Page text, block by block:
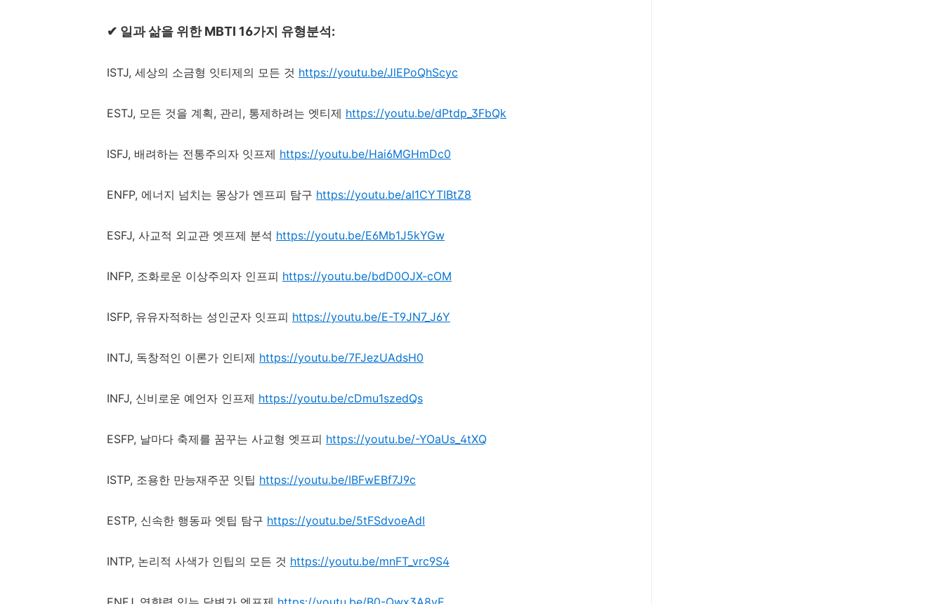
✔ 일과 삶을 위한 MBTI 16가지 유형분석:
ISTJ, 세상의 소금형 잇티제의 모든 것 https://youtu.be/JlEPoQhScyc
ESTJ, 모든 것을 계획, 관리, 통제하려는 엣티제 https://youtu.be/dPtdp_3FbQk
ISFJ, 배려하는 전통주의자 잇프제 https://youtu.be/Hai6MGHmDc0
ENFP, 에너지 넘치는 몽상가 엔프피 탐구 https://youtu.be/aI1CYTIBtZ8
ESFJ, 사교적 외교관 엣프제 분석 https://youtu.be/E6Mb1J5kYGw
INFP, 조화로운 이상주의자 인프피 https://youtu.be/bdD0OJX-cOM
ISFP, 유유자적하는 성인군자 잇프피 https://youtu.be/E-T9JN7_J6Y
INTJ, 독창적인 이론가 인티제 https://youtu.be/7FJezUAdsH0
INFJ, 신비로운 예언자 인프제 https://youtu.be/cDmu1szedQs
ESFP, 날마다 축제를 꿈꾸는 사교형 엣프피 https://youtu.be/-YOaUs_4tXQ
ISTP, 조용한 만능재주꾼 잇팁 https://youtu.be/IBFwEBf7J9c
ESTP, 신속한 행동파 엣팁 탐구 https://youtu.be/5tFSdvoeAdI
INTP, 논리적 사색가 인팁의 모든 것 https://youtu.be/mnFT_vrc9S4